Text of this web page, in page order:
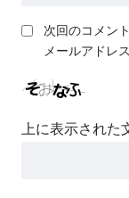
次回のコメン
メールアドレ
上に表示された